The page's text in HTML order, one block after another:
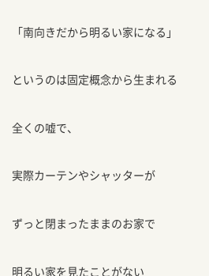
「南向きだから明るい家になる」
というのは固定概念から生まれる
全くの嘘で、
実際カーテンやシャッターが
ずっと閉まったままのお家で
明るい家を見たことがない